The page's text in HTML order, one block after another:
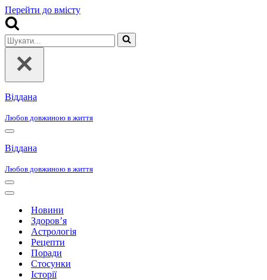
Перейти до вмісту
Шукати...
Віддана
Любов довжиною в життя
Меню
навігації
Віддана
Любов довжиною в життя
Меню
навігації
Меню
навігаціїНовини
Здоров’я
Астрологія
Рецепти
Поради
Стосунки
Історії